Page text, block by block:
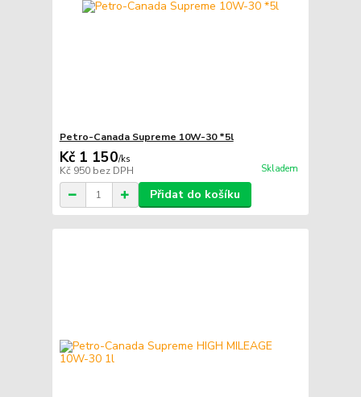
Petro-Canada Supreme 10W-30 *5l
Kč 1 150/ks
Kč 950 bez DPH Skladem
Přidat do košíku